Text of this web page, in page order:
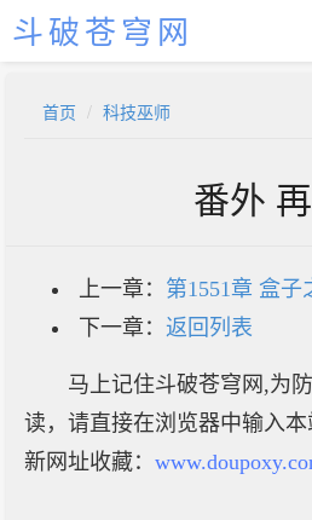
斗破苍穹网
首页 科技巫师
番外
上一章： 第1551章 盒子
下一章： 返回列表
马上记住斗破苍穹网,为
读，请直接在浏览器中输入
新网址收藏：